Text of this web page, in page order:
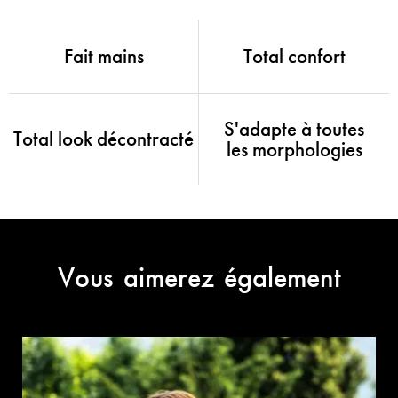
Fait mains Total confort
Total look décontracté S'adapte à toutes
les morphologies
Vous aimerez également